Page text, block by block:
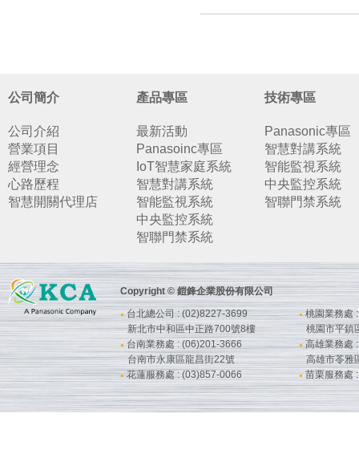
公司簡介
公司介紹
營業項目
經營理念
心路歷程
智慧開關代理店
產品專區
最新活動
Panasoinc專區
IoT智慧家庭系統
智慧對講系統
智能監視系統
中央監控系統
智聯門禁系統
技術專區
Panasonic專區
智慧對講系統
智能監視系統
中央監控系統
智聯門禁系統
Copyright © 鎧鋒企業股份有限公司
●台北總公司 : (02)8227-3699
新北市中和區中正路700號8樓
● 桃園業務處
桃園市平鎮
● 台南業務處 : (06)201-3666
台南市永康區龍昌街22號
●高雄業務處
高雄市苓雅
●花蓮服務處 : (03)857-0066 ● 苗栗服務處